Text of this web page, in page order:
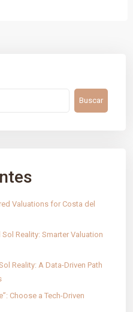
Buscar
Valuations for Costa del
Reality: Smarter Valuation
Reality: A Data-Driven Path
Choose a Tech-Driven
inmobiliario con el
e invertimos en
con propósito en cada